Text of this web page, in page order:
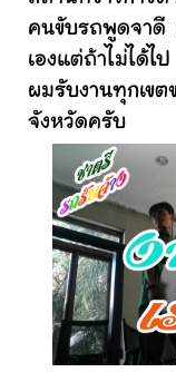
คนขับรถพูดจาดี
เองแต่ถ้าไม่ได้
ผมรับงานทุกเข
จังหวัดครับ